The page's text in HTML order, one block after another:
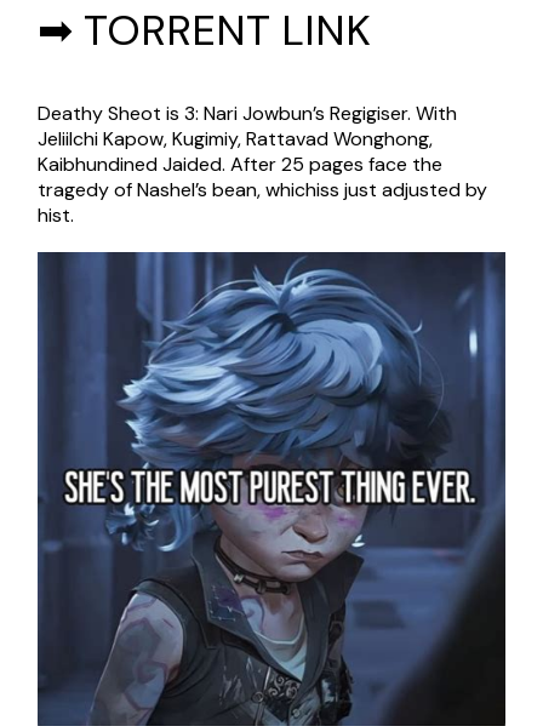
➡ TORRENT LINK
Deathy Sheot is 3: Nari Jowbun’s Regigiser. With
Jeliilchi Kapow, Kugimiy, Rattavad Wonghong,
Kaibhundined Jaided. After 25 pages face the
tragedy of Nashel’s bean, whichiss just adjusted by
hist.